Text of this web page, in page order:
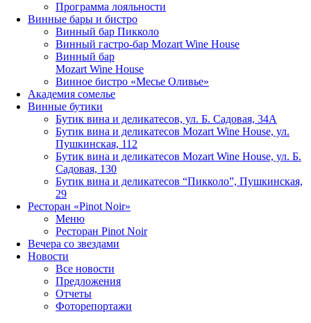
Программа лояльности
Винные бары и бистро
Винный бар Пикколо
Винный гастро-бар Mozart Wine House
Винный бар
Mozart Wine House
Винное бистро «Месье Оливье»
Академия сомелье
Винные бутики
Бутик вина и деликатесов, ул. Б. Садовая, 34А
Бутик вина и деликатесов Mozart Wine House, ул.
Пушкинская, 112
Бутик вина и деликатесов Mozart Wine House, ул. Б.
Садовая, 130
Бутик вина и деликатесов “Пикколо”, Пушкинская,
29
Ресторан «Pinot Noir»
Меню
Ресторан Pinot Noir
Вечера со звездами
Новости
Все новости
Предложения
Отчеты
Фоторепортажи